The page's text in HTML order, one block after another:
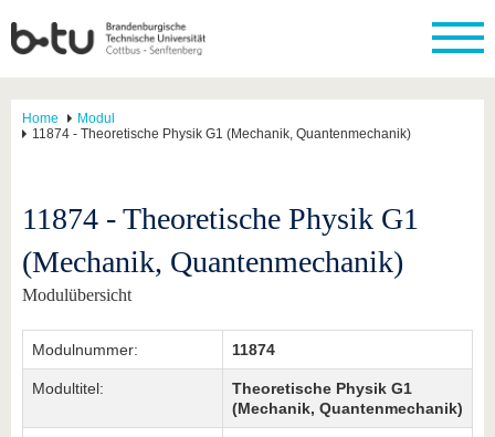
Home
Modul
11874 - Theoretische Physik G1 (Mechanik, Quantenmechanik)
11874 - Theoretische Physik G1
(Mechanik, Quantenmechanik)
Modulübersicht
Modulnummer: 11874
Modultitel:
Theoretische Physik G1
(Mechanik, Quantenmechanik)